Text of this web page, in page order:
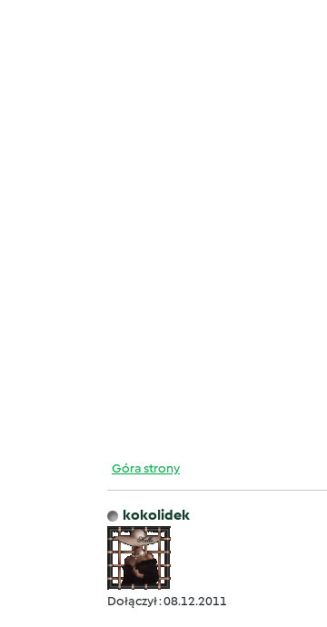
Góra strony
kokolidek
Dołączył : 08.12.2011